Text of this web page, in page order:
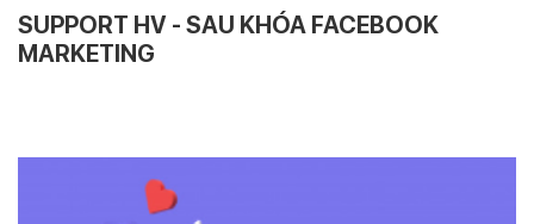
SUPPORT HV - SAU KHÓA FACEBOOK
MARKETING